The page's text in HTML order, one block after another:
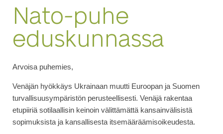
Nato-puhe
eduskunnassa
Arvoisa puhemies,
Venäjän hyökkäys Ukrainaan muutti Euroopan ja Suomen
turvallisuusympäristön perusteellisesti. Venäjä rakentaa
etupiiriä sotilaallisin keinoin välittämättä kansainvälisistä
sopimuksista ja kansallisesta itsemääräämisoikeudesta.